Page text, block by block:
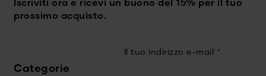
Iscriviti ora e ricevi un buono del 15% per il tuo
prossimo acquisto.
Il tuo indirizzo e-mail *
Categorie